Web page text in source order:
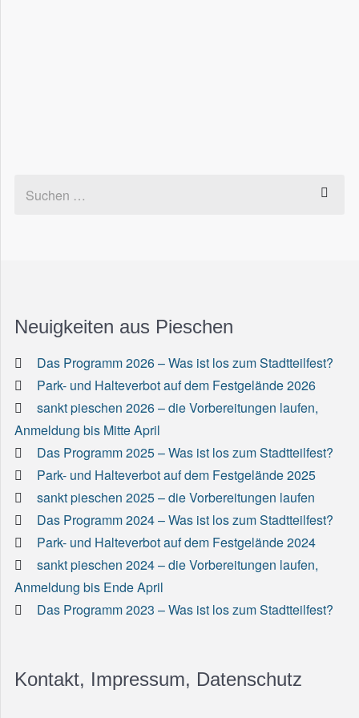
Neuigkeiten aus Pieschen
Das Programm 2026 – Was ist los zum Stadtteilfest?
Park- und Halteverbot auf dem Festgelände 2026
sankt pieschen 2026 – die Vorbereitungen laufen,
Anmeldung bis Mitte April
Das Programm 2025 – Was ist los zum Stadtteilfest?
Park- und Halteverbot auf dem Festgelände 2025
sankt pieschen 2025 – die Vorbereitungen laufen
Das Programm 2024 – Was ist los zum Stadtteilfest?
Park- und Halteverbot auf dem Festgelände 2024
sankt pieschen 2024 – die Vorbereitungen laufen,
Anmeldung bis Ende April
Das Programm 2023 – Was ist los zum Stadtteilfest?
Kontakt, Impressum, Datenschutz